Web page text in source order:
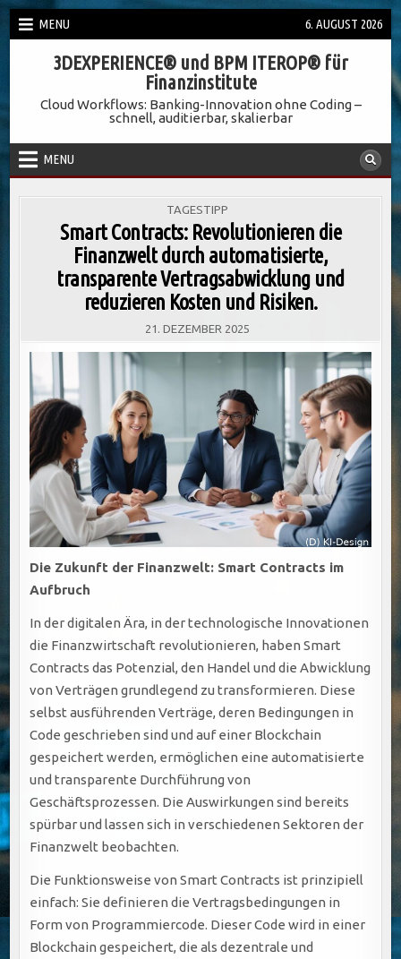
Skip
to
MENU 6. AUGUST 2026
3DEXPERIENCE® und BPM ITEROP® für
Finanzinstitute
Cloud Workflows: Banking-Innovation ohne Coding –
schnell, auditierbar, skalierbar
MENU
POSTED
TAGESTIPP
Smart Contracts: Revolutionieren die
Finanzwelt durch automatisierte,
transparente Vertragsabwicklung und
reduzieren Kosten und Risiken.
21. DEZEMBER 2025
Die Zukunft der Finanzwelt: Smart Contracts im
Aufbruch
In der digitalen Ära, in der technologische Innovationen
die Finanzwirtschaft revolutionieren, haben Smart
Contracts das Potenzial, den Handel und die Abwicklung
von Verträgen grundlegend zu transformieren. Diese
selbst ausführenden Verträge, deren Bedingungen in
Code geschrieben sind und auf einer Blockchain
gespeichert werden, ermöglichen eine automatisierte
und transparente Durchführung von
Geschäftsprozessen. Die Auswirkungen sind bereits
spürbar und lassen sich in verschiedenen Sektoren der
Finanzwelt beobachten.
Die Funktionsweise von Smart Contracts ist prinzipiell
einfach: Sie definieren die Vertragsbedingungen in
Form von Programmiercode. Dieser Code wird in einer
Blockchain gespeichert, die als dezentrale und